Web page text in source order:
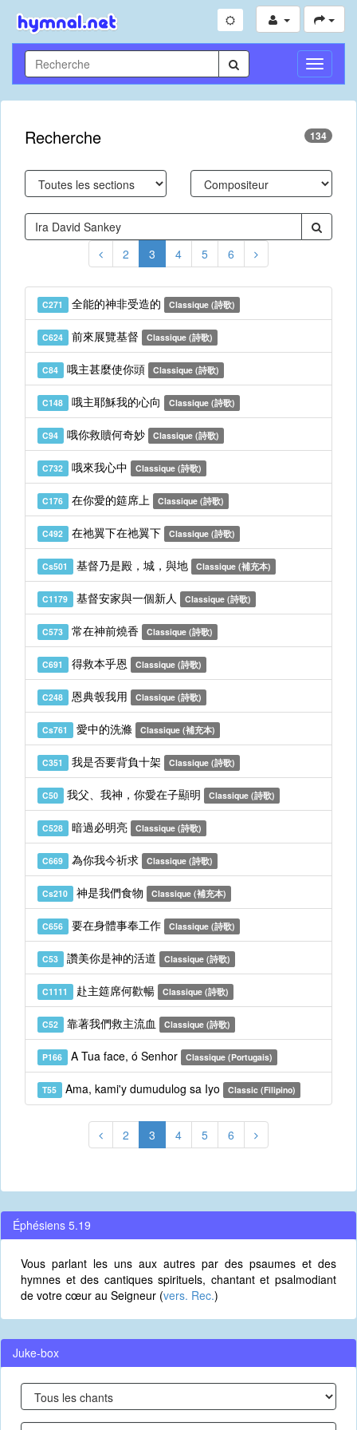
Toggle
Recherche 134
2 3 4 5 6
C271 全能的神非受造的 Classique (詩歌)
C624 前來展覽基督 Classique (詩歌)
C84 哦主甚麼使你頭 Classique (詩歌)
C148 哦主耶穌我的心向 Classique (詩歌)
C94 哦你救贖何奇妙 Classique (詩歌)
C732 哦來我心中 Classique (詩歌)
C176 在你愛的筵席上 Classique (詩歌)
C492 在祂翼下在祂翼下 Classique (詩歌)
Cs501 基督乃是殿，城，與地 Classique (補充本)
C1179 基督安家與一個新人 Classique (詩歌)
C573 常在神前燒香 Classique (詩歌)
C691 得救本乎恩 Classique (詩歌)
C248 恩典彀我用 Classique (詩歌)
Cs761 愛中的洗滌 Classique (補充本)
C351 我是否要背負十架 Classique (詩歌)
C50 我父、我神，你愛在子顯明 Classique (詩歌)
C528 暗過必明亮 Classique (詩歌)
C669 為你我今祈求 Classique (詩歌)
Cs210 神是我們食物 Classique (補充本)
C656 要在身體事奉工作 Classique (詩歌)
C53 讚美你是神的活道 Classique (詩歌)
C1111 赴主筵席何歡暢 Classique (詩歌)
C52 靠著我們救主流血 Classique (詩歌)
P166 A Tua face, ó Senhor Classique (Portugais)
T55 Ama, kami'y dumudulog sa Iyo Classic (Filipino)
2 3 4 5 6
Éphésiens 5.19
Vous parlant les uns aux autres par des psaumes et des
hymnes et des cantiques spirituels, chantant et psalmodiant
de votre cœur au Seigneur (vers. Rec.)
Juke-box